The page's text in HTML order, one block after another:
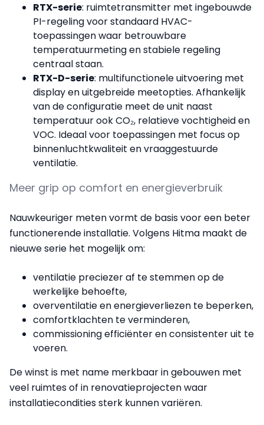
RTX-serie: ruimtetransmitter met ingebouwde
PI-regeling voor standaard HVAC-
toepassingen waar betrouwbare
temperatuurmeting en stabiele regeling
centraal staan.
RTX-D-serie: multifunctionele uitvoering met
display en uitgebreide meetopties. Afhankelijk
van de configuratie meet de unit naast
temperatuur ook CO₂, relatieve vochtigheid en
VOC. Ideaal voor toepassingen met focus op
binnenluchtkwaliteit en vraaggestuurde
ventilatie.
Meer grip op comfort en energieverbruik
Nauwkeuriger meten vormt de basis voor een beter
functionerende installatie. Volgens Hitma maakt de
nieuwe serie het mogelijk om:
ventilatie preciezer af te stemmen op de
werkelijke behoefte,
overventilatie en energieverliezen te beperken,
comfortklachten te verminderen,
commissioning efficiënter en consistenter uit te
voeren.
De winst is met name merkbaar in gebouwen met
veel ruimtes of in renovatieprojecten waar
installatiecondities sterk kunnen variëren.